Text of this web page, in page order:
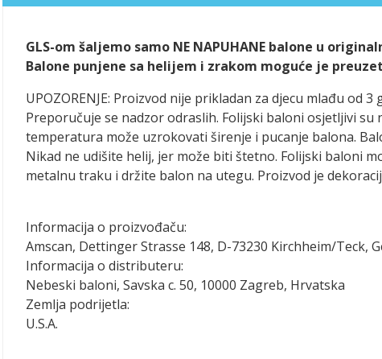
GLS-om šaljemo samo NE NAPUHANE balone u
Balone punjene sa helijem i zrakom moguće je
UPOZORENJE: Proizvod nije prikladan za djecu mlađu od
Preporučuje se nadzor odraslih. Folijski baloni osjetljivi
temperatura može uzrokovati širenje i pucanje balona.
Nikad ne udišite helij, jer može biti štetno. Folijski baloni
metalnu traku i držite balon na utegu. Proizvod je
Informacija o proizvođaču:
Amscan, Dettinger Strasse 148, D-73230 Kirchheim/Teck,
Informacija o distributeru:
Nebeski baloni, Savska c. 50, 10000 Zagreb, Hrvatska
Zemlja podrijetla:
U.S.A.